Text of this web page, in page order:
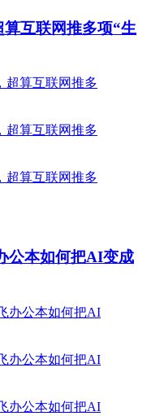
互联网推多项“生
公本如何把AI变成